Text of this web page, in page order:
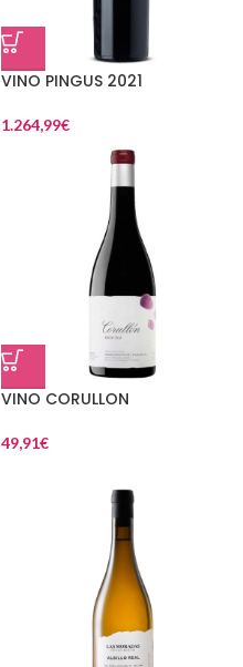
VINO PINGUS 2021
1.264,99€
VINO CORULLON
49,91€